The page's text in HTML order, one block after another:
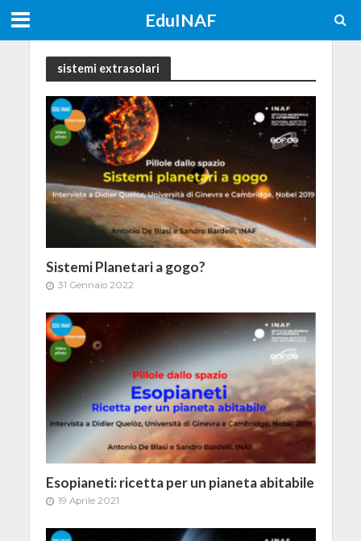
EduINAF
sistemi extrasolari
Sistemi Planetari a gogo?
31 Gennaio 2022
Esopianeti: ricetta per un pianeta abitabile
19 Aprile 2021